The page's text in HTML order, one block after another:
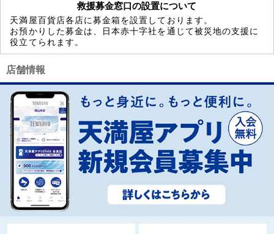
救援募金窓口の設置について
天満屋百貨店各店に募金箱を設置しております。
お預かりした募金は、日本赤十字社を通じて被災地の支援に
役立てられます。
店舗情報